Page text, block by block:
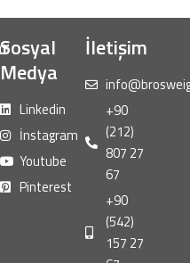
Sosyal
Medya
Linkedin
İnstagram
Youtube
Pinterest
İletişim
+90
(212)
807 27
67
+90
(542)
157 27